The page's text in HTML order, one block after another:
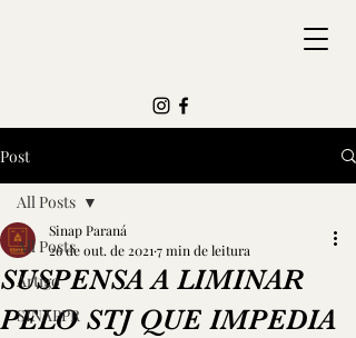
Post
All Posts
Artigo
SINAPPR
All Posts
SUSPENSA A LIMINAR
PELO STJ QUE IMPEDIA
Sinap Paraná
26 de out. de 2021 7 min de leitura